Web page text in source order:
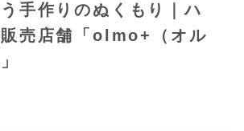
手作りのぬくもり｜ハ
売店舗「olmo+（オル